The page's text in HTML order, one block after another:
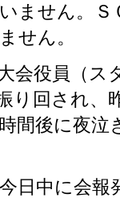
ません。Ｓ
せん。
会役員（ス
り回され
間後に夜
日中に会報